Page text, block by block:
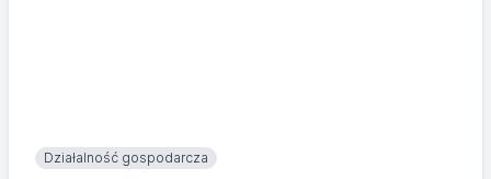
Działalność gospodarcza